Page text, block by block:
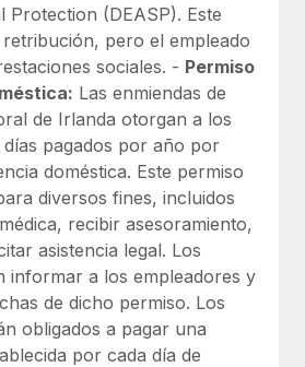
Protection (DEASP). Este
pero el empleado
sociales. - Permiso
Las enmiendas de
de Irlanda otorgan a los
pagados por año por
doméstica. Este permiso
diversos fines, incluidos
recibir asesoramiento,
asistencia legal. Los
informar a los empleadores y
de dicho permiso. Los
obligados a pagar una
por cada día de